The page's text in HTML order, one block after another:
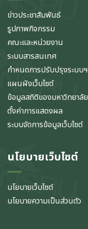
ข่าวประชาสัมพันธ์
รูปภาพกิจกรรม
คณะและหน่วยงาน
ระบบสารสนเทศ
กำหนดการปรับปรุงระบบฯ
แผนผังเว็บไซต์
ข้อมูลสถิติของมหาวิทยาลัย
ตั้งค่าการแสดงผล
ระบบจัดการข้อมูลเว็บไซต์
นโยบายเว็บไซต์
นโยบายเว็บไซต์
นโยบายความเป็นส่วนตัว